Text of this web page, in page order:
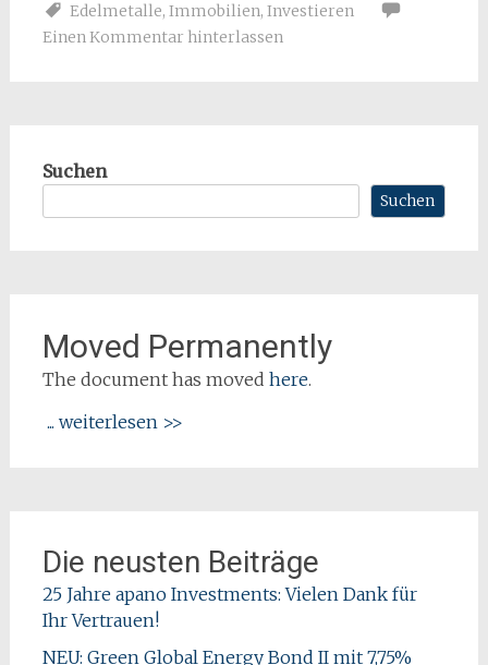
Edelmetalle, Immobilien, Investieren
Einen Kommentar hinterlassen
Suchen
Suchen
Moved Permanently
The document has moved here.
... weiterlesen >>
Die neusten Beiträge
25 Jahre apano Investments: Vielen Dank für
Ihr Vertrauen!
NEU: Green Global Energy Bond II mit 7,75%